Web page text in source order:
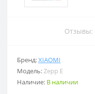
Отзывы:
Бренд:XIAOMI
Модель:Zepp E
Наличие: В наличии